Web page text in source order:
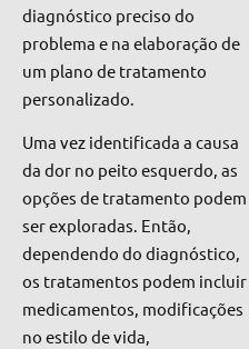
diagnóstico preciso do
problema e na elaboração de
um plano de tratamento
personalizado.
Uma vez identificada a causa
da dor no peito esquerdo, as
opções de tratamento podem
ser exploradas. Então,
dependendo do diagnóstico,
os tratamentos podem incluir
medicamentos, modificações
no estilo de vida,